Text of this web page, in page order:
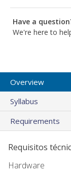
Have a
We're here to
Overview
Syllabus
Requirements
Requisitos
Hardware